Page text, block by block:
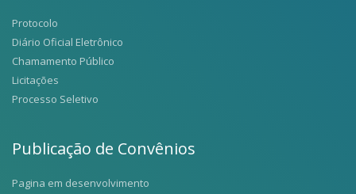
Protocolo
Diário Oficial Eletrônico
Chamamento Público
Licitações
Processo Seletivo
Publicação de Convênios
Pagina em desenvolvimento